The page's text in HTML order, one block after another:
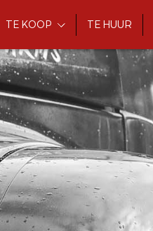
TE KOOP TE HUUR